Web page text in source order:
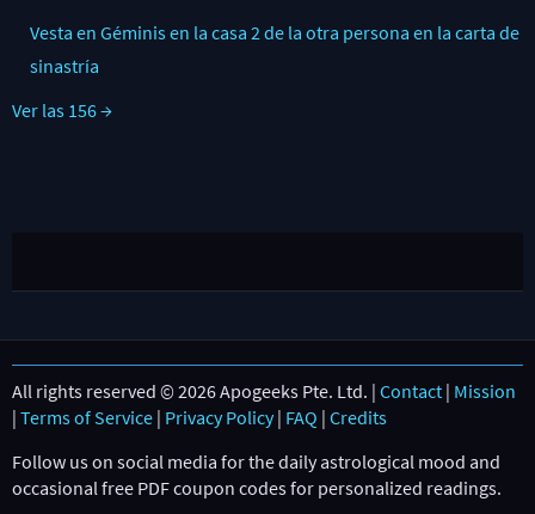
Vesta en Géminis en la casa 2 de la otra persona en la carta de
sinastría
Ver las 156 →
All rights reserved © 2026 Apogeeks Pte. Ltd. | Contact | Mission
| Terms of Service | Privacy Policy| FAQ | Credits
Follow us on social media for the daily astrological mood and
occasional free PDF coupon codes for personalized readings.